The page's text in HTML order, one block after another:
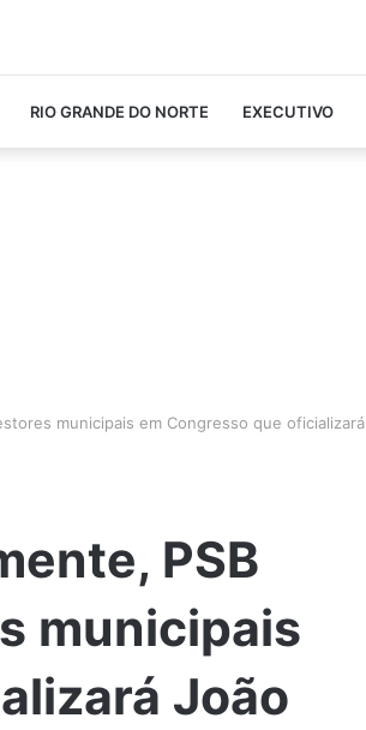
RIO GRANDE DO NORTE EXECUTIVO
municipais em Congresso que oficializará
PSB
municipais
João